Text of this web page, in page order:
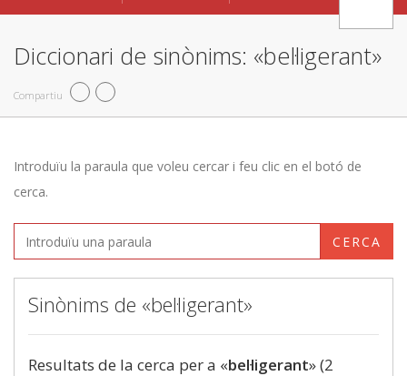
Diccionari de sinònims: «bel·ligerant»
Compartiu
Introduïu la paraula que voleu cercar i feu clic en el botó de
cerca.
CERCA
Sinònims de «bel·ligerant»
Resultats de la cerca per a «bel·ligerant» (2